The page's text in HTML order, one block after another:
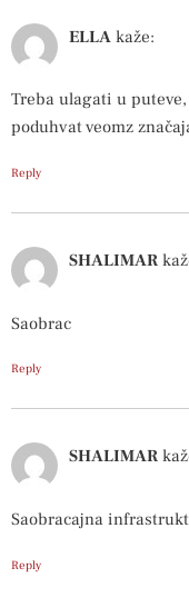
ELLA kaže:
Treba ulagati u
poduhvat veomz
Reply
SHALIMAR
Saobrac
Reply
SHALIMAR
Saobracajna
Reply